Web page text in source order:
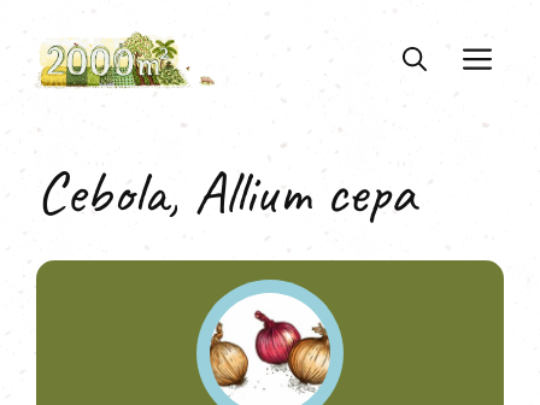
Cebola, Allium cepa